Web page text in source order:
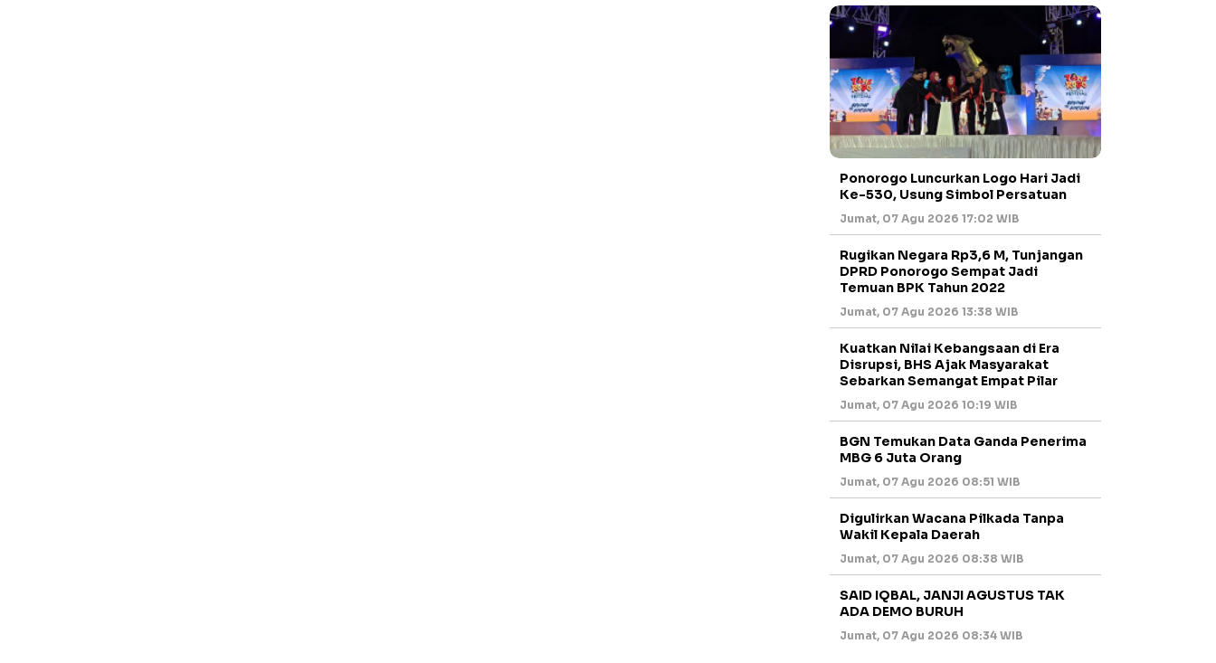
Ponorogo Luncurkan Logo Hari Jadi
Ke-530, Usung Simbol Persatuan
Jumat, 07 Agu 2026 17:02 WIB
Rugikan Negara Rp3,6 M, Tunjangan
DPRD Ponorogo Sempat Jadi
Temuan BPK Tahun 2022
Jumat, 07 Agu 2026 13:38 WIB
Kuatkan Nilai Kebangsaan di Era
Disrupsi, BHS Ajak Masyarakat
Sebarkan Semangat Empat Pilar
Jumat, 07 Agu 2026 10:19 WIB
BGN Temukan Data Ganda Penerima
MBG 6 Juta Orang
Jumat, 07 Agu 2026 08:51 WIB
Digulirkan Wacana Pilkada Tanpa
Wakil Kepala Daerah
Jumat, 07 Agu 2026 08:38 WIB
SAID IQBAL, JANJI AGUSTUS TAK
ADA DEMO BURUH
Jumat, 07 Agu 2026 08:34 WIB